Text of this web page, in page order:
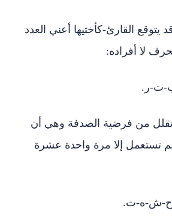
يتوقع القارئ-كأختيها أعني العدد
لا أفراده:
ت-ر.
من فرضية الصدفة وهي أن
تستعمل إلا مرة واحدة عشرة
ش-ه-ت.